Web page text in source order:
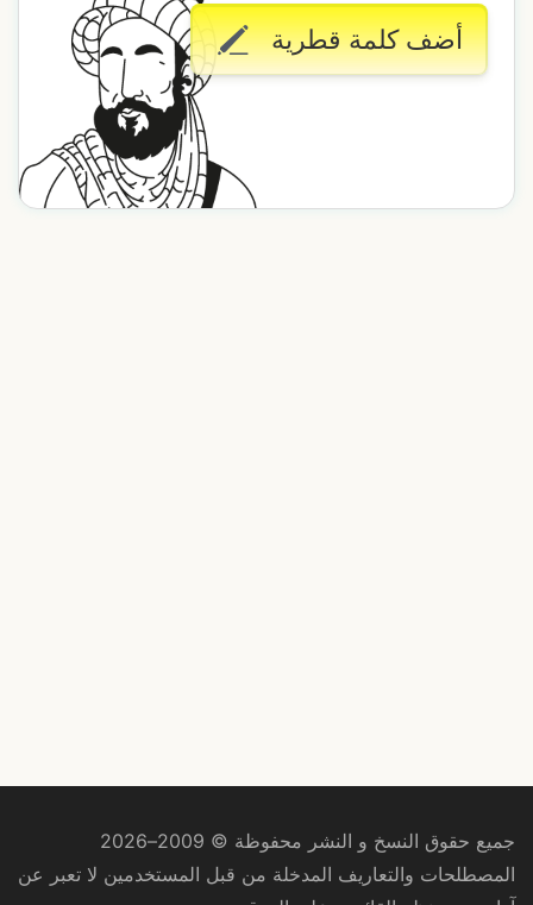
أضف كلمة قطرية
جميع حقوق النسخ و النشر محفوظة © 2009–2026
المصطلحات والتعاريف المدخلة من قبل المستخدمين لا تعبر عن